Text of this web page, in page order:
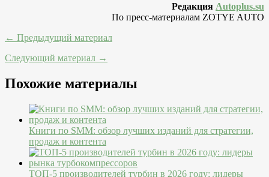
Редакция Autoplus.su
По пресс-материалам ZOTYE AUTO
← Предыдущий материал
Следующий материал →
Похожие материалы
Книги по SMM: обзор лучших изданий для стратегии,
продаж и контента
ТОП-5 производителей турбин в 2026 году: лидеры